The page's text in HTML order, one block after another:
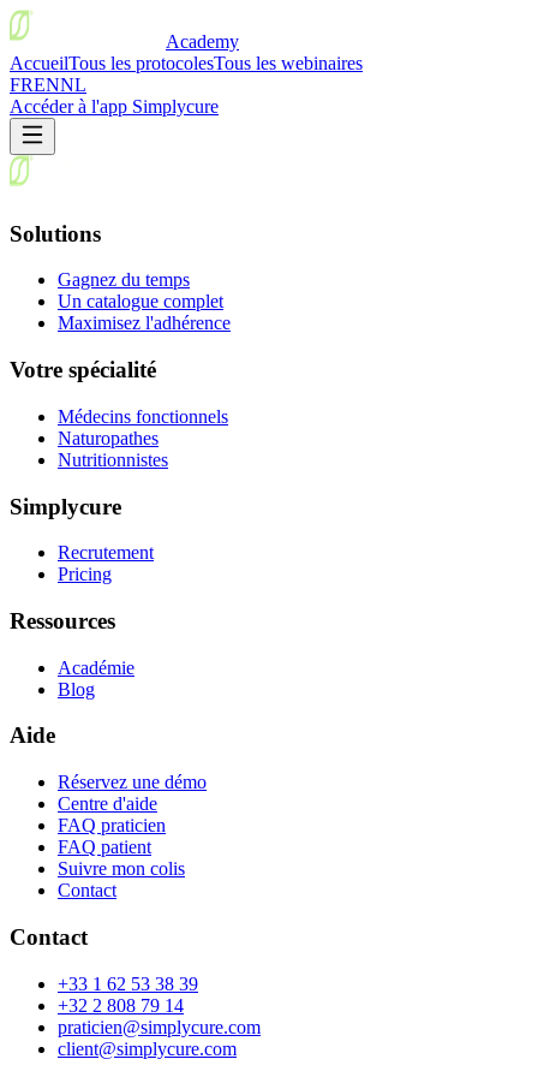
Academy
AccueilTous les protocolesTous les webinaires
FRENNL
Accéder à l'app Simplycure
Solutions
Gagnez du temps
Un catalogue complet
Maximisez l'adhérence
Votre spécialité
Médecins fonctionnels
Naturopathes
Nutritionnistes
Simplycure
Recrutement
Pricing
Ressources
Académie
Blog
Aide
Réservez une démo
Centre d'aide
FAQ praticien
FAQ patient
Suivre mon colis
Contact
Contact
+33 1 62 53 38 39
+32 2 808 79 14
praticien@simplycure.com
client@simplycure.com